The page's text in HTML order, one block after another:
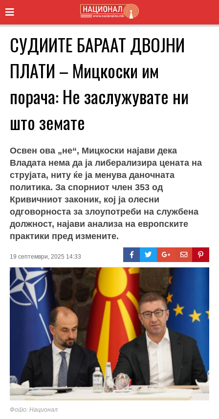
СУДИИТЕ БАРААТ ДВОЈНИ
ПЛАТИ – Мицкоски им
порача: Не заслужувате ни
што земате
Освен ова „не“, Мицкоски најави дека
Владата нема да ја либерализира цената на
струјата, ниту ќе ја менува даночната
политика. За спорниот член 353 од
Кривичниот законик, кој ја олесни
одговорноста за злоупотреби на службена
должност, најави анализа на европските
практики пред измените.
19 септември, 2025 14:33
Фото: Национал